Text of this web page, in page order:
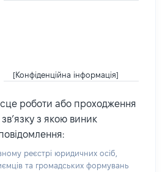
[Конфіденційна інформація]
роботи або проходження
з якою виник
реєстрі юридичних осіб,
та громадських формувань